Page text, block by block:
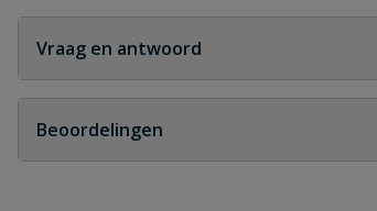
Artikelnummer fabrikant
Bitmaat
Vraag en antwoord
Geen vragen
Beoordelingen